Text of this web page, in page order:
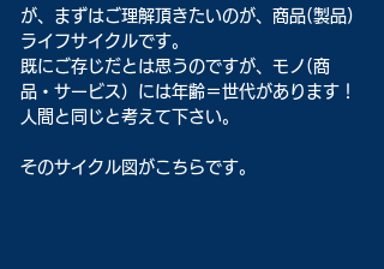
が、まずはご理解頂きたいのが、商品(製品)
ライフサイクルです。
既にご存じだとは思うのですが、モノ(商
品・サービス）には年齢＝世代があります！
人間と同じと考えて下さい。
そのサイクル図がこちらです。